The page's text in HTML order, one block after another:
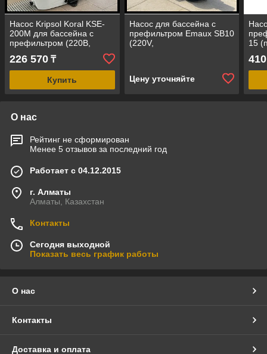
Насос Kripsol Koral KSE-
200M для бассейна c
префильтром (220В,
производительность=26
м3/ч, мощность=1,92 кВт)
226 570 ₸
Купить
Насос для бассейна с
префильтром Emaux SB10
(220V,
Цену уточняйте
15
кВт)
О нас
Рейтинг не сформирован
Менее 5 отзывов за последний год
Работает с 04.12.2015
г. Алматы
Алматы, Казахстан
Контакты
Сегодня выходной
Показать весь график работы
О нас
Контакты
Доставка и оплата